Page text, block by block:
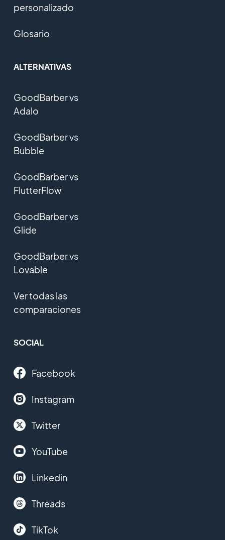
personalizado
Glosario
ALTERNATIVAS
GoodBarber vs
Adalo
GoodBarber vs
Bubble
GoodBarber vs
FlutterFlow
GoodBarber vs
Glide
GoodBarber vs
Lovable
Ver todas las
comparaciones
SOCIAL
Facebook
Instagram
Twitter
YouTube
Linkedin
Threads
TikTok